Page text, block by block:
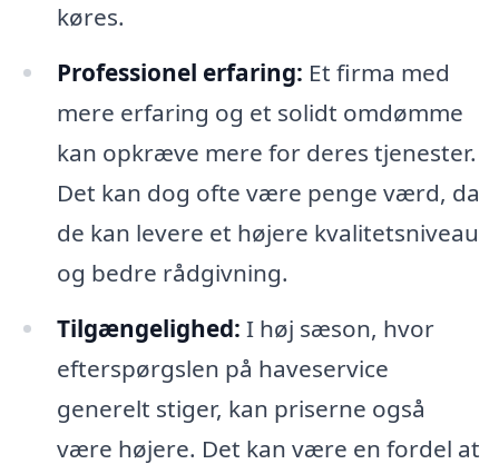
køres.
Professionel erfaring: Et firma med
mere erfaring og et solidt omdømme
kan opkræve mere for deres tjenester.
Det kan dog ofte være penge værd, da
de kan levere et højere kvalitetsniveau
og bedre rådgivning.
Tilgængelighed: I høj sæson, hvor
efterspørgslen på haveservice
generelt stiger, kan priserne også
være højere. Det kan være en fordel at